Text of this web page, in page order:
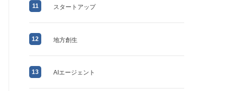
11 スタートアップ
12 地方創生
13 AIエージェント